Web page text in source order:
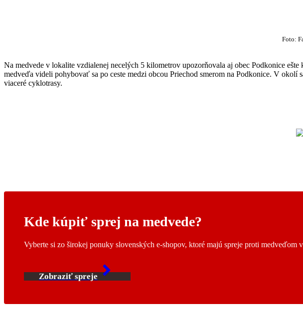
Foto:
Na medvede v lokalite vzdialenej necelých 5 kilometrov upozorňovala aj obec Podkonice
medveďa videli pohybovať sa po ceste medzi obcou Priechod smerom na Podkonice. V
viaceré cyklotrasy.
Kde kúpiť sprej na medvede?
Vyberte si zo širokej ponuky slovenských e-shopov, ktoré majú spreje proti medveďom
Zobraziť spreje